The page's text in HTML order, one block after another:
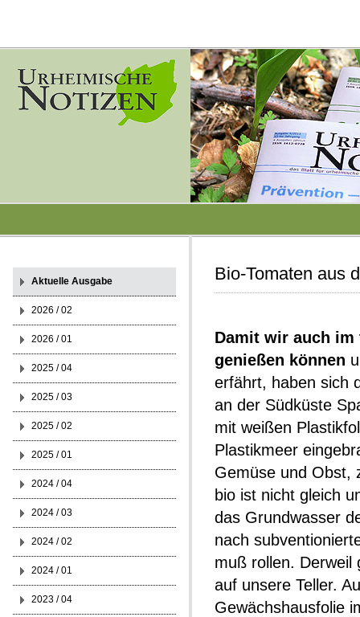
Bio-Tomaten aus
Damit wir auch
genießen können
erfährt, haben sich
an der Südküste
mit weißen
Plastikmeer
Gemüse und Obst,
bio ist nicht gleich
das Grundwasser
nach
muß rollen. Derweil
auf unsere Teller.
Gewächshausfolie
Aktuelle Ausgabe
2026 / 02
2026 / 01
2025 / 04
2025 / 03
2025 / 02
2025 / 01
2024 / 04
2024 / 03
2024 / 02
2024 / 01
2023 / 04